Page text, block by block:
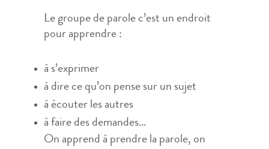
Le groupe de parole c’est un endroit
pour apprendre :
à s’exprimer
à dire ce qu’on pense sur un sujet
à écouter les autres
à faire des demandes…
On apprend à prendre la parole, on